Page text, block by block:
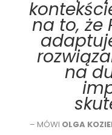
na to, że
na
– MÓWI OLGA